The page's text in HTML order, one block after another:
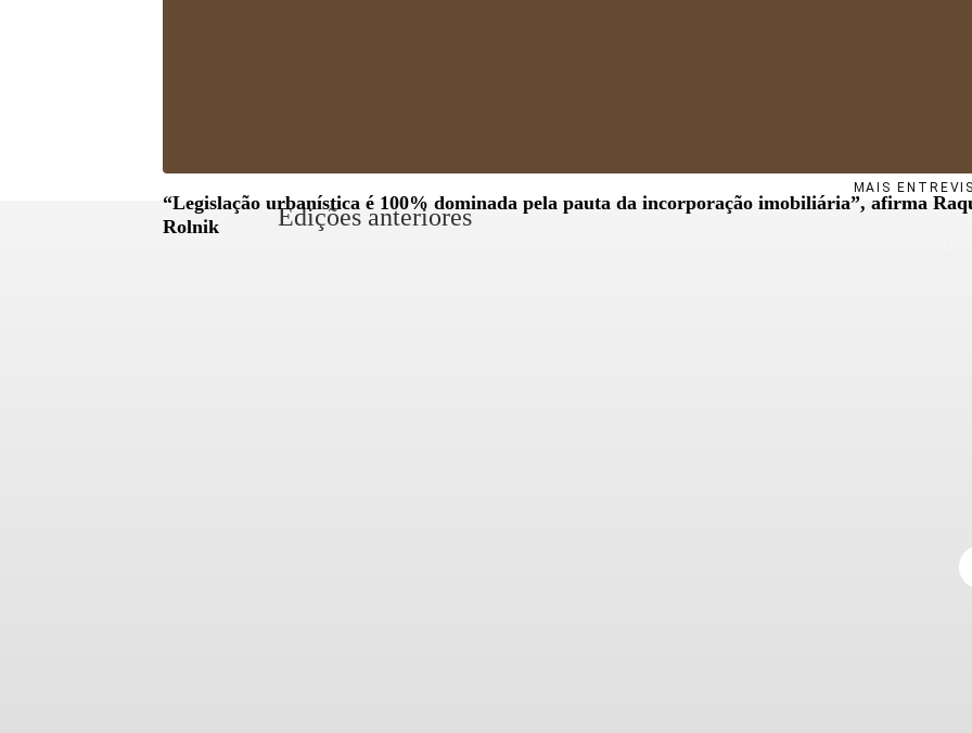
“Legislação urbanística é 100% dominada pela pauta da incorporação imobiliária”, afirma
Rolnik
MAIS
Edições anteriores